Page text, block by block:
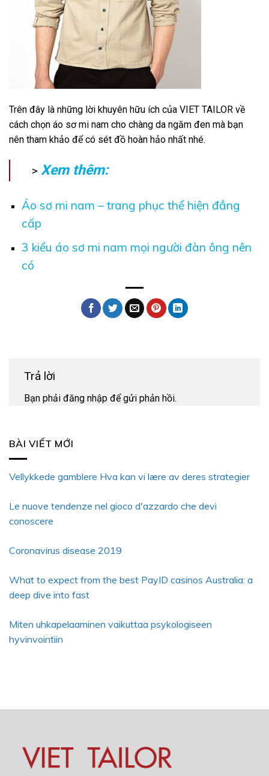
BÀI VIẾT MỚI
Vellykkede gamblere Hva kan vi lære av deres strategier
Le nuove tendenze nel gioco d'azzardo che devi
conoscere
Coronavirus disease 2019
What to expect from the best PayID casinos Australia: a
deep dive into fast
Miten uhkapelaaminen vaikuttaa psykologiseen
hyvinvointiin
Trên đây là những lời khuyên hữu ích của VIET TAILOR về
cách chọn áo sơ mi nam cho chàng da ngăm đen mà bạn
nên tham khảo để có sét đồ hoàn hảo nhất nhé.
> Xem thêm:
Áo sơ mi nam – trang phục thể hiện đẳng
cấp
3 kiểu áo sơ mi nam mọi người đàn ông nên
có
Trả lời
Bạn phải đăng nhập để gửi phản hồi.